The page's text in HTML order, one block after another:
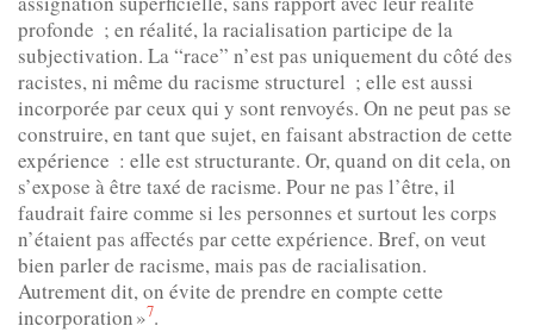
profonde ; en réalité, la racialisation participe de la
subjectivation. La “race” n’est pas uniquement du côté des
racistes, ni même du racisme structurel ; elle est aussi
incorporée par ceux qui y sont renvoyés. On ne peut pas se
construire, en tant que sujet, en faisant abstraction de cette
expérience : elle est structurante. Or, quand on dit cela, on
s’expose à être taxé de racisme. Pour ne pas l’être, il
faudrait faire comme si les personnes et surtout les corps
n’étaient pas affectés par cette expérience. Bref, on veut
bien parler de racisme, mais pas de racialisation.
Autrement dit, on évite de prendre en compte cette
incorporation »7.